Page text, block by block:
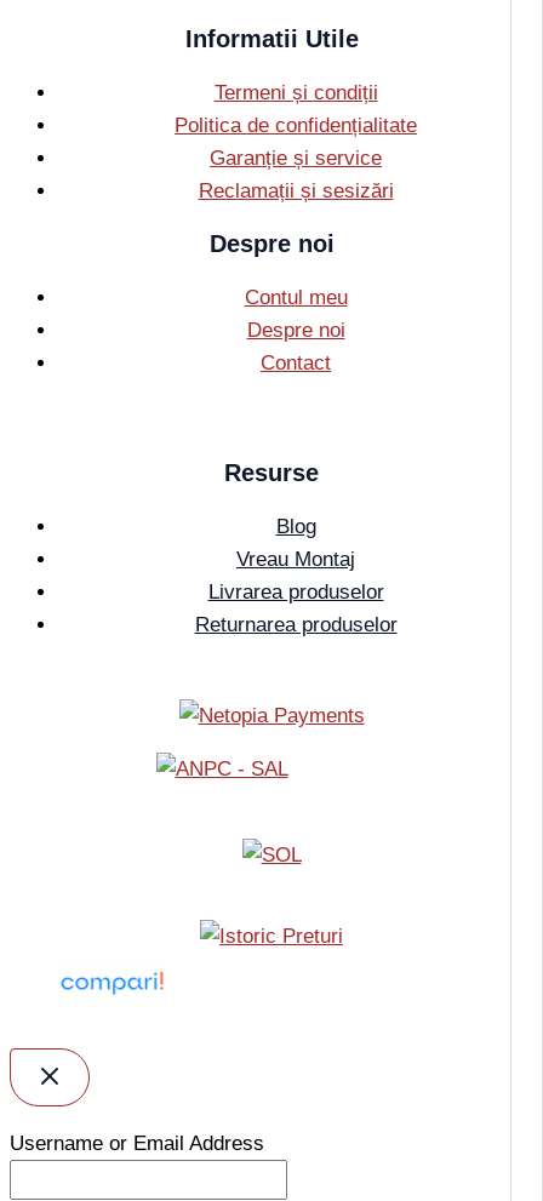
Informatii Utile
Termeni și condiții
Politica de confidențialitate
Garanție și service
Reclamații și sesizări
Despre noi
Contul meu
Despre noi
Contact
Resurse
Blog
Vreau Montaj
Livrarea produselor
Returnarea produselor
Username or Email Address